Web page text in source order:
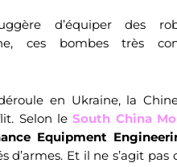
d’équiper des
ces bombes très
en Ukraine, la
Selon leSouth China
Equipment
Et il ne s’agit